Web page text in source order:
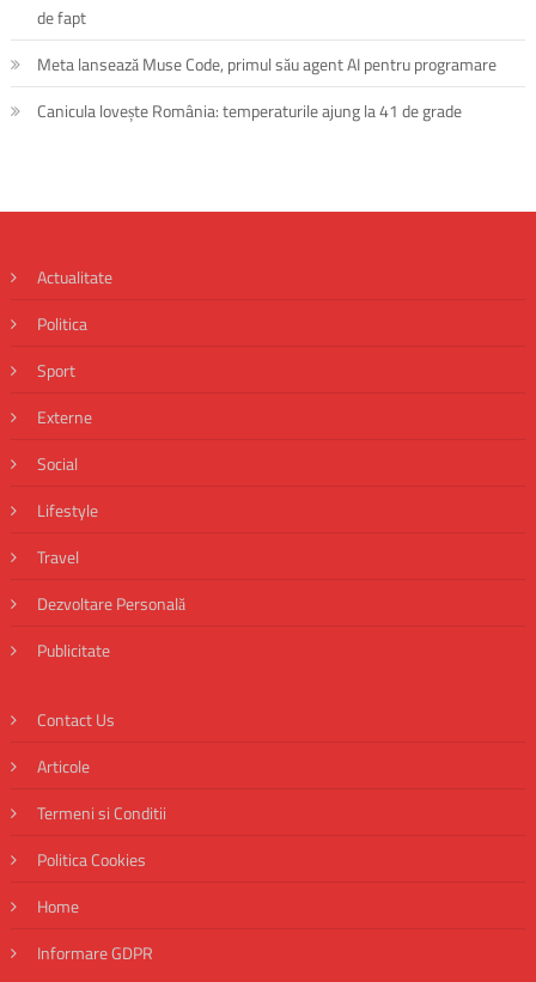
de fapt
Meta lansează Muse Code, primul său agent AI pentru programare
Canicula lovește România: temperaturile ajung la 41 de grade
Actualitate
Politica
Sport
Externe
Social
Lifestyle
Travel
Dezvoltare Personală
Publicitate
Contact Us
Articole
Termeni si Conditii
Politica Cookies
Home
Informare GDPR